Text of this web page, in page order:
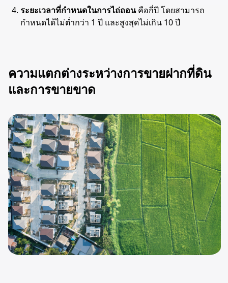
ระยะเวลาที่กำหนดในการไถ่ถอนคือกี่ปี โดยสามารถ
กำหนดได้ไม่ต่ำกว่า 1 ปี และสูงสุดไม่เกิน 10 ปี
ความแตกต่างระหว่างการขายฝากที่ดิน
และการขายขาด